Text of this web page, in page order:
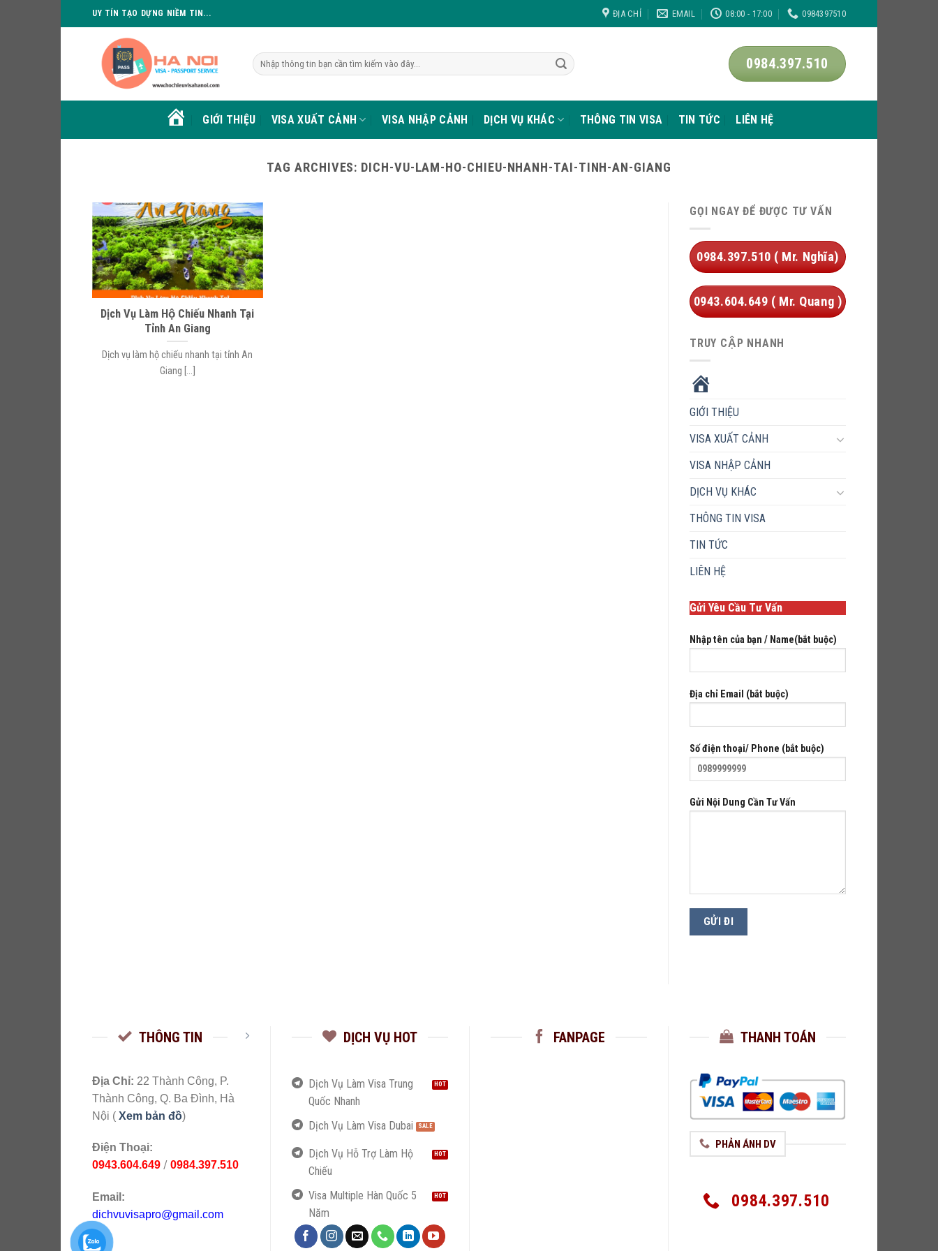
to
UY TÍN TẠO DỰNG NIỀM TIN... ĐỊA CHỈ EMAIL 08:00 - 17:00 0984397510
0984.397.510
HOME GIỚI THIỆU VISA XUẤT CẢNH VISA NHẬP CẢNH DỊCH VỤ KHÁC THÔNG TIN VISA TIN TỨC LIÊN HỆ
TAG ARCHIVES: DICH-VU-LAM-HO-CHIEU-NHANH-TAI-TINH-AN-GIANG
Dịch Vụ Làm Hộ Chiếu Nhanh Tại
Tỉnh An Giang
Dịch vụ làm hộ chiếu nhanh tại tỉnh An
Giang [...]
GỌI NGAY ĐỂ ĐƯỢC TƯ VẤN
0984.397.510 ( Mr. Nghĩa)
0943.604.649 ( Mr. Quang )
TRUY CẬP NHANH
GIỚI THIỆU
VISA XUẤT CẢNH
VISA NHẬP CẢNH
DỊCH VỤ KHÁC
THÔNG TIN VISA
TIN TỨC
LIÊN HỆ
Gửi Yêu Cầu Tư Vấn
Nhập tên của bạn / Name(bắt buộc)
Địa chỉ Email (bắt buộc)
Số điện thoại/ Phone (bắt buộc)
Gửi Nội Dung Cần Tư Vấn
THÔNG TIN
Địa Chỉ: 22 Thành Công, P.
Thành Công, Q. Ba Đình, Hà
Nội ( Xem bản đồ)
Điện Thoại:
0943.604.649 / 0984.397.510
Email:
dichvuvisapro@gmail.com
DỊCH VỤ HOT
Dịch Vụ Làm Visa Trung
Quốc Nhanh
Dịch Vụ Làm Visa Dubai
Dịch Vụ Hỗ Trợ Làm Hộ
Chiếu
Visa Multiple Hàn Quốc 5
Năm
FANPAGE THANH TOÁN
PHẢN ÁNH DV
0984.397.510